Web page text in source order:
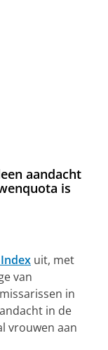
aandacht
is
uit, met
van
in
in de
vrouwen aan